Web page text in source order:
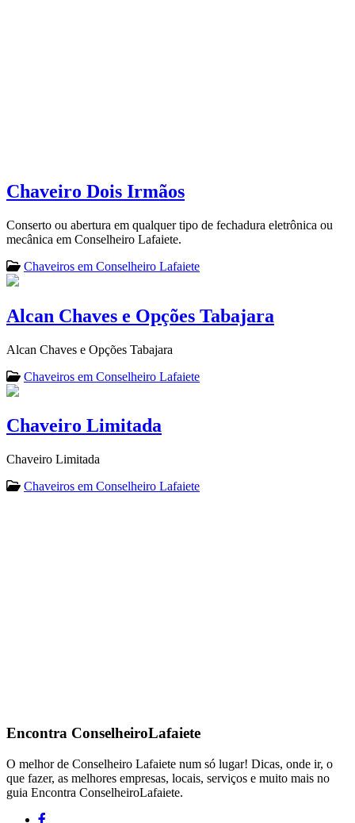
Chaveiro Dois Irmãos
Conserto ou abertura em qualquer tipo de fechadura eletrônica ou
mecânica em Conselheiro Lafaiete.
Chaveiros em Conselheiro Lafaiete
Alcan Chaves e Opções Tabajara
Alcan Chaves e Opções Tabajara
Chaveiros em Conselheiro Lafaiete
Chaveiro Limitada
Chaveiro Limitada
Chaveiros em Conselheiro Lafaiete
Encontra ConselheiroLafaiete
O melhor de Conselheiro Lafaiete num só lugar! Dicas, onde ir, o
que fazer, as melhores empresas, locais, serviços e muito mais no
guia Encontra ConselheiroLafaiete.